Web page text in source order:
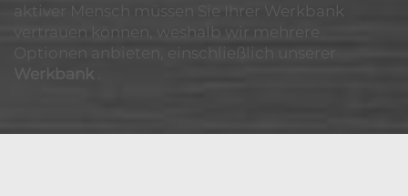
aktiver Mensch müssen Sie Ihrer Werkbank
vertrauen können, weshalb wir mehrere
Optionen anbieten, einschließlich unserer
Werkbank